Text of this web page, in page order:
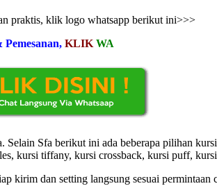
praktis, klik logo whatsapp berikut ini>>>
KLIK WA
Sfa berikut ini ada beberapa pilihan
kursi tiffany, kursi crossback, kursi puff,
kirim dan setting langsung sesuai